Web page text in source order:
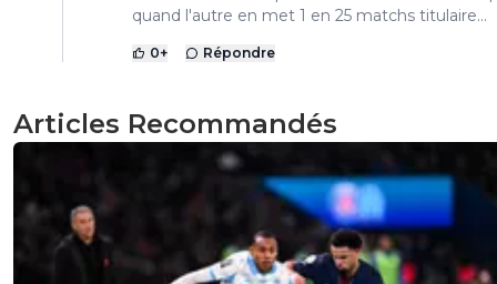
quand l'autre en met 1 en 25 matchs titulaire...
0+ Répondre
Articles Recommandés